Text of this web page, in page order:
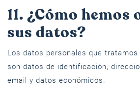
11. ¿Cómo hemos
sus datos?
Los datos personales que tratamos
son datos de identificación,
email y datos económicos.